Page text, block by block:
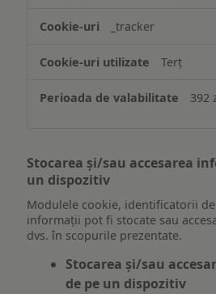
_tracker
Terț
392
Stocarea și/sau accesarea
un dispozitiv
Modulele cookie, identificatorii
informații pot fi stocate sau
dvs. în scopurile prezentate.
Stocarea și/sau
de pe un dispozitiv